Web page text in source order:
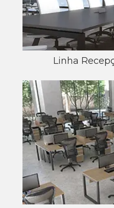
Linha